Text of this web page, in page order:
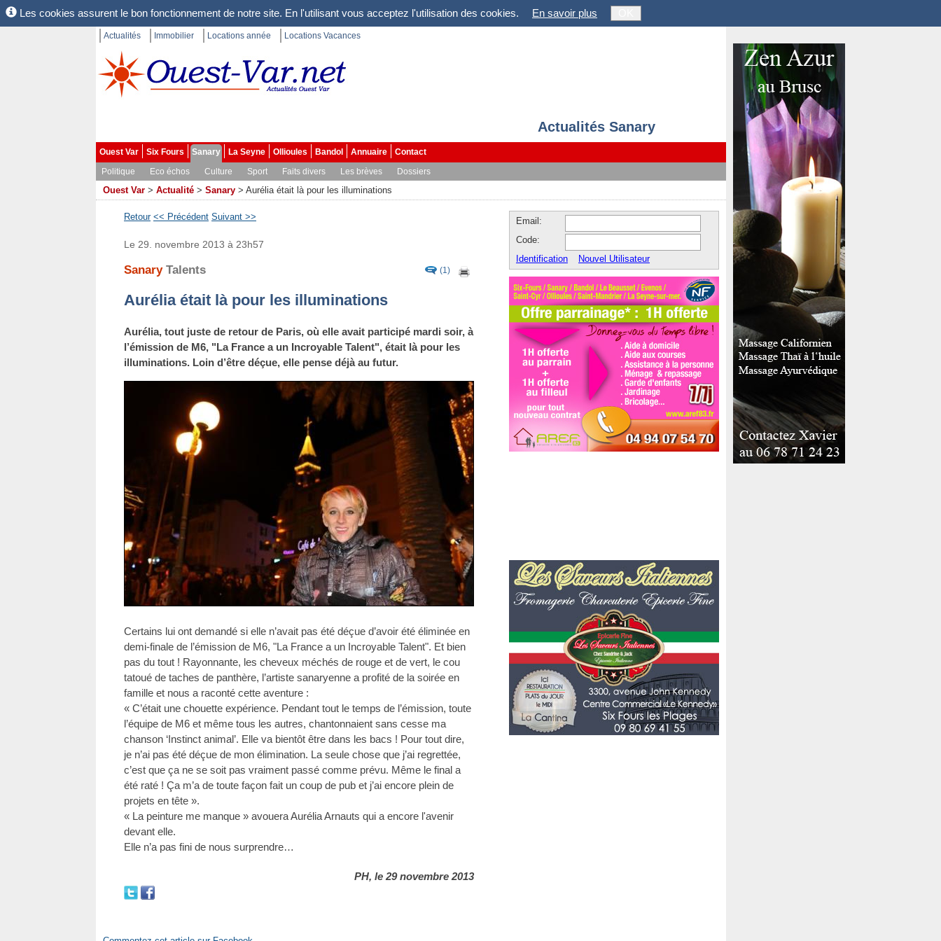
Les cookies assurent le bon fonctionnement de notre site. En l'utilisant vous acceptez l'utilisation des cookies. En savoir plus
Actualités Immobilier Locations année Locations Vacances
Actualités Sanary
Ouest Var Six Fours Sanary La Seyne Ollioules Bandol Annuaire
Contact
Politique
Eco échos Culture Sport Faits divers Les brèves Dossiers
Ouest Var > Actualité > Sanary > Aurélia était là pour les illuminations
Retour << Précédent Suivant >>
(1)
Le 29. novembre 2013 à 23h57
Sanary Talents
Aurélia était là pour les illuminations
Aurélia, tout juste de retour de Paris, où elle avait participé mardi soir, à
l’émission de M6, "La France a un Incroyable Talent", était là pour les
illuminations. Loin d’être déçue, elle pense déjà au futur.
Certains lui ont demandé si elle n’avait pas été déçue d’avoir été éliminée en
demi-finale de l’émission de M6, "La France a un Incroyable Talent". Et bien
pas du tout ! Rayonnante, les cheveux méchés de rouge et de vert, le cou
tatoué de taches de panthère, l’artiste sanaryenne a profité de la soirée en
famille et nous a raconté cette aventure :
« C’était une chouette expérience. Pendant tout le temps de l’émission, toute
l’équipe de M6 et même tous les autres, chantonnaient sans cesse ma
chanson ‘Instinct animal’. Elle va bientôt être dans les bacs ! Pour tout dire,
je n’ai pas été déçue de mon élimination. La seule chose que j’ai regrettée,
c’est que ça ne se soit pas vraiment passé comme prévu. Même le final a
été raté ! Ça m’a de toute façon fait un coup de pub et j’ai encore plein de
projets en tête ».
« La peinture me manque » avouera Aurélia Arnauts qui a encore l'avenir
devant elle.
Elle n’a pas fini de nous surprendre…
PH, le 29 novembre 2013
Email:
Code:
Identification
Nouvel Utilisateur